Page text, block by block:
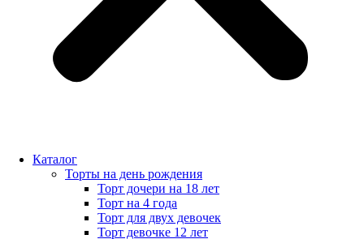
Каталог
Торты на день рождения
Торт дочери на 18 лет
Торт на 4 года
Торт для двух девочек
Торт девочке 12 лет